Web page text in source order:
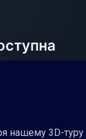
3D-